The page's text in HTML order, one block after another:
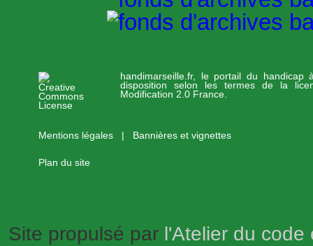
handimarseille.fr, le portail du handicap
disposition selon les termes de la
Modification 2.0 France.
Mentions légales Bannières et vignettes
Plan du site
Site propulsé par l'Atelier du